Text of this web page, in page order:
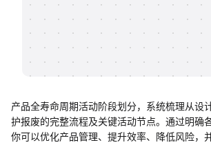
知识分享社区
产品全寿命周期活动阶段划分，系统梳理从设
护报废的完整流程及关键活动节点。通过明确
你可以优化产品管理、提升效率、降低风险，